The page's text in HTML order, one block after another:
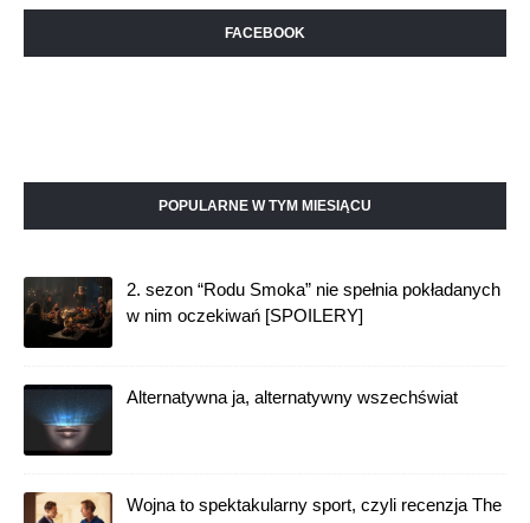
FACEBOOK
POPULARNE W TYM MIESIĄCU
2. sezon “Rodu Smoka” nie spełnia pokładanych
w nim oczekiwań [SPOILERY]
Alternatywna ja, alternatywny wszechświat
Wojna to spektakularny sport, czyli recenzja The